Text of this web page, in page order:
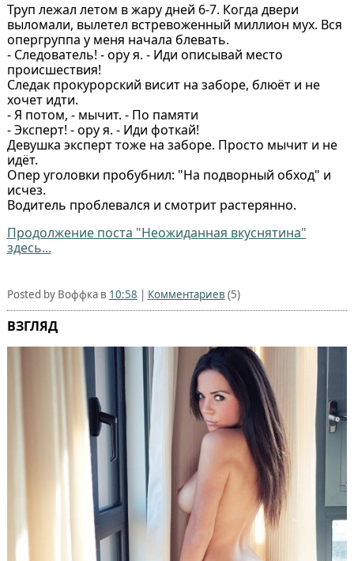
Труп лежал летом в жару дней 6-7. Когда двери
выломали, вылетел встревоженный миллион мух. Вся
опергруппа у меня начала блевать.
- Следователь! - ору я. - Иди описывай место
происшествия!
Следак прокурорский висит на заборе, блюёт и не
хочет идти.
- Я потом, - мычит. - По памяти
- Эксперт! - ору я. - Иди фоткай!
Девушка эксперт тоже на заборе. Просто мычит и не
идёт.
Опер уголовки пробубнил: "На подворный обход" и
исчез.
Водитель проблевался и смотрит растерянно.
Продолжение поста "Неожиданная вкуснятина"
здесь...
Posted by Воффка в 10:58 Комментариев (5)
ВЗГЛЯД